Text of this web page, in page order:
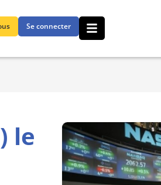
Se connecter
le